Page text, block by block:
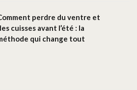
perdre du ventre et
cuisses avant l’été : la
qui change tout